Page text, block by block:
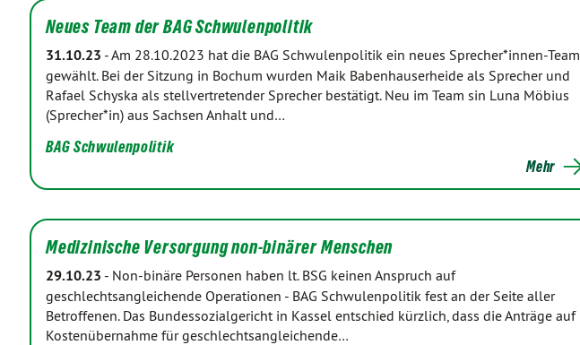
Neues Team der BAG Schwulenpolitik
31.10.23 -Am 28.10.2023 hat die BAG Schwulenpolitik ein neues Sprecher*innen-Team
gewählt. Bei der Sitzung in Bochum wurden Maik Babenhauserheide als Sprecher und
Rafael Schyska als stellvertretender Sprecher bestätigt. Neu im Team sin Luna Möbius
(Sprecher*in) aus Sachsen Anhalt und…
BAG Schwulenpolitik
Mehr
Medizinische Versorgung non-binärer Menschen
29.10.23 - Non-binäre Personen haben lt. BSG keinen Anspruch auf
geschlechtsangleichende Operationen - BAG Schwulenpolitik fest an der Seite aller
Betroffenen. Das Bundessozialgericht in Kassel entschied kürzlich, dass die Anträge auf
Kostenübernahme für geschlechtsangleichende…